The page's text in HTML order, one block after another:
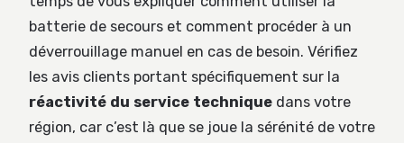
batterie de secours et comment procéder à un
déverrouillage manuel en cas de besoin. Vérifiez
les avis clients portant spécifiquement sur la
réactivité du service technique dans votre
région, car c’est là que se joue la sérénité de votre